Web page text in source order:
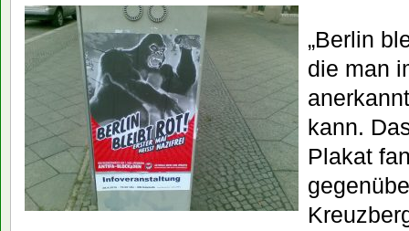
„Berlin
die man
kann.
Plakat